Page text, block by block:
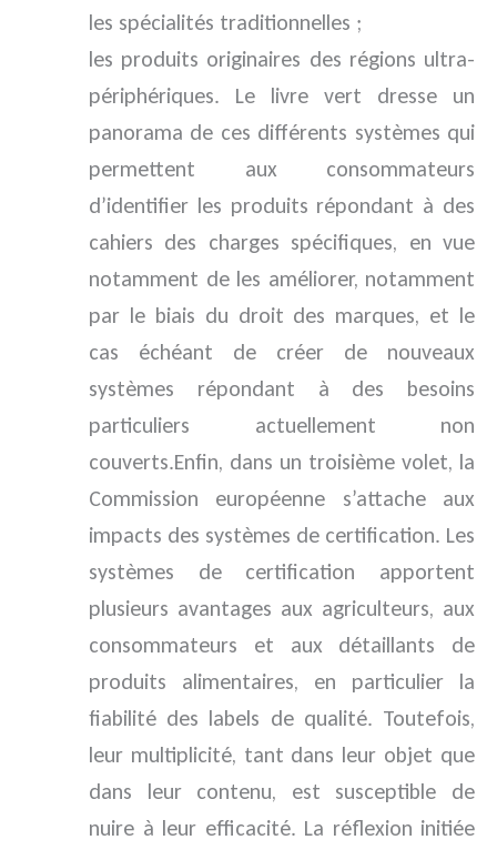
les spécialités traditionnelles ;
les produits originaires des régions ultra-
périphériques. Le livre vert dresse un
panorama de ces différents systèmes qui
permettent aux consommateurs
d’identifier les produits répondant à des
cahiers des charges spécifiques, en vue
notamment de les améliorer, notamment
par le biais du droit des marques, et le
cas échéant de créer de nouveaux
systèmes répondant à des besoins
particuliers actuellement non
couverts.Enfin, dans un troisième volet, la
Commission européenne s’attache aux
impacts des systèmes de certification. Les
systèmes de certification apportent
plusieurs avantages aux agriculteurs, aux
consommateurs et aux détaillants de
produits alimentaires, en particulier la
fiabilité des labels de qualité. Toutefois,
leur multiplicité, tant dans leur objet que
dans leur contenu, est susceptible de
nuire à leur efficacité. La réflexion initiée